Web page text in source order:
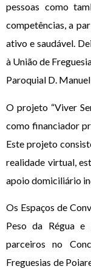
pessoas como
competências, a
ativo e saudável.
à União de
Paroquial D.
O projeto “Viver
como financiador
Este projeto
realidade virtual,
apoio domiciliário
Os Espaços de
Peso da Régua e
parceiros no
Freguesias de